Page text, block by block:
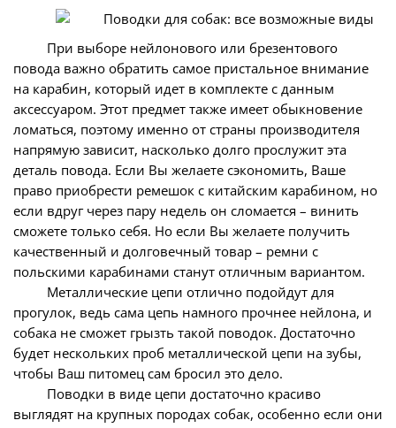
При выборе нейлонового или брезентового
повода важно обратить самое пристальное внимание
на карабин, который идет в комплекте с данным
аксессуаром. Этот предмет также имеет обыкновение
ломаться, поэтому именно от страны производителя
напрямую зависит, насколько долго прослужит эта
деталь повода. Если Вы желаете сэкономить, Ваше
право приобрести ремешок с китайским карабином, но
если вдруг через пару недель он сломается – винить
сможете только себя. Но если Вы желаете получить
качественный и долговечный товар – ремни с
польскими карабинами станут отличным вариантом.
Металлические цепи отлично подойдут для
прогулок, ведь сама цепь намного прочнее нейлона, и
собака не сможет грызть такой поводок. Достаточно
будет нескольких проб металлической цепи на зубы,
чтобы Ваш питомец сам бросил это дело.
Поводки в виде цепи достаточно красиво
выглядят на крупных породах собак, особенно если они